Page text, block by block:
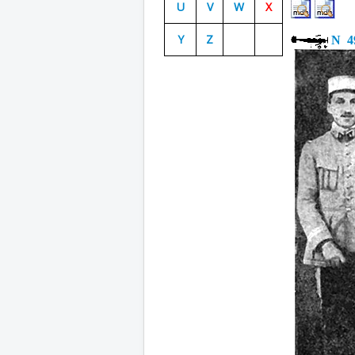
U V W X
Y Z N